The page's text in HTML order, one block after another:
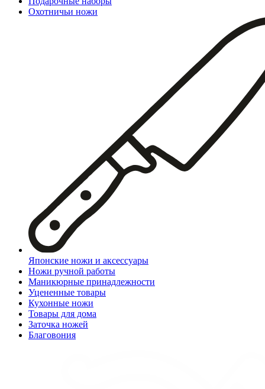
Охотничьи ножи
Японские ножи и аксессуары
Ножи ручной работы
Маникюрные принадлежности
Уцененные товары
Кухонные ножи
Товары для дома
Заточка ножей
Благовония